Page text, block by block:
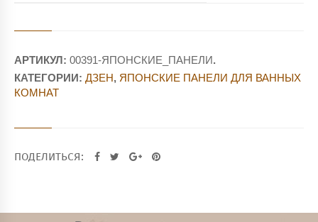
АРТИКУЛ: 00391-ЯПОНСКИЕ_ПАНЕЛИ.
КАТЕГОРИИ: ДЗЕН, ЯПОНСКИЕ ПАНЕЛИ ДЛЯ ВАННЫХ
КОМНАТ
ПОДЕЛИТЬСЯ: